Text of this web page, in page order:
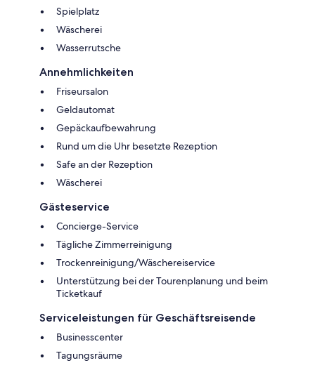
Spielplatz
Wäscherei
Wasserrutsche
Annehmlichkeiten
Friseursalon
Geldautomat
Gepäckaufbewahrung
Rund um die Uhr besetzte Rezeption
Safe an der Rezeption
Wäscherei
Gästeservice
Concierge-Service
Tägliche Zimmerreinigung
Trockenreinigung/Wäschereiservice
Unterstützung bei der Tourenplanung und beim
Ticketkauf
Serviceleistungen für Geschäftsreisende
Businesscenter
Tagungsräume